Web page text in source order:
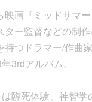
画『ミッドサマ
ター監督などの制
持つドラマー/作曲
3rdアルバム。
臨死体験、神智学